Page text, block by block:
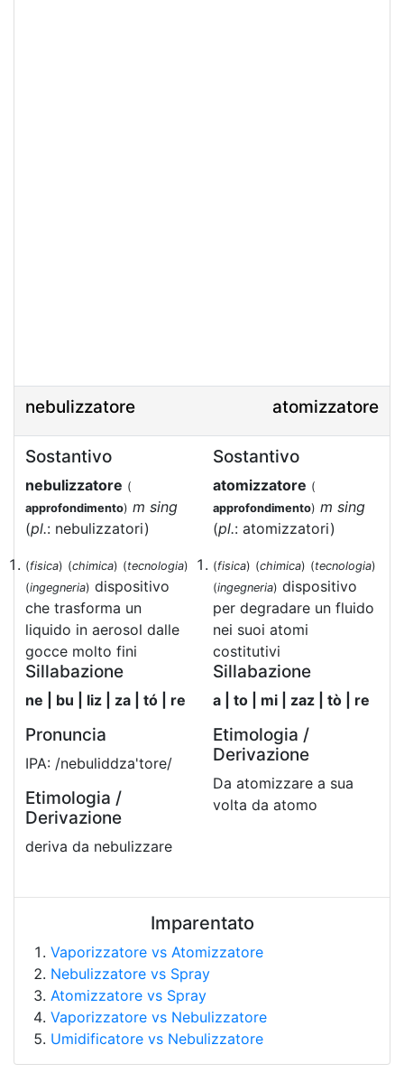
nebulizzatore atomizzatore
Sostantivo
nebulizzatore (
approfondimento) m sing
(pl.: nebulizzatori)
(fisica) (chimica) (tecnologia)
(ingegneria) dispositivo
che trasforma un
liquido in aerosol dalle
gocce molto fini
Sillabazione
ne | bu | liz | za | tó | re
Pronuncia
IPA: /nebuliddza'tore/
Etimologia /
Derivazione
deriva da nebulizzare
Sostantivo
atomizzatore (
approfondimento) m sing
(pl.: atomizzatori)
(fisica) (chimica) (tecnologia)
(ingegneria) dispositivo
per degradare un fluido
nei suoi atomi
costitutivi
Sillabazione
a | to | mi | zaz | tò | re
Etimologia /
Derivazione
Da atomizzare a sua
volta da atomo
Imparentato
Vaporizzatore vs Atomizzatore
Nebulizzatore vs Spray
Atomizzatore vs Spray
Vaporizzatore vs Nebulizzatore
Umidificatore vs Nebulizzatore